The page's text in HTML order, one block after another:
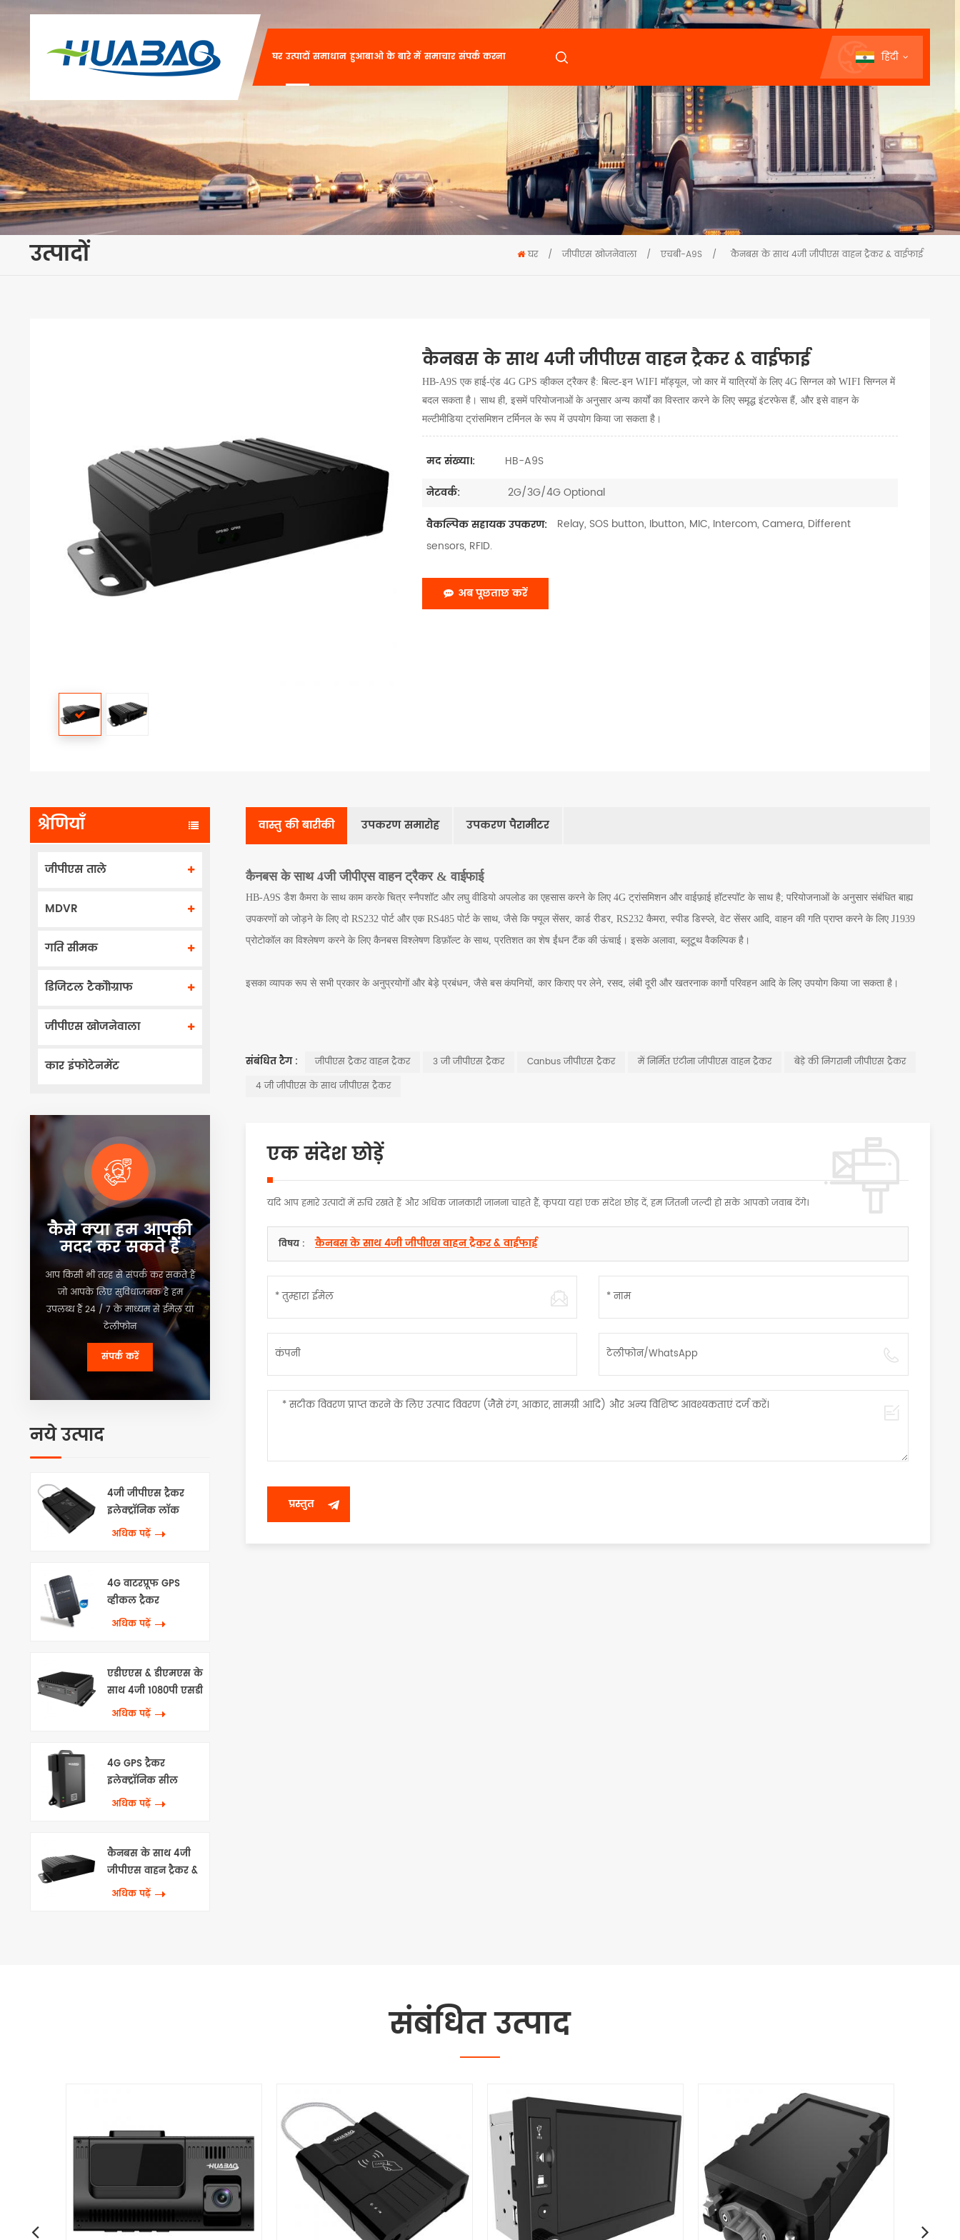
घर उत्पादों समाधान हुआबाओ के बारे में समाचार संपर्क करना हिंदी
उत्पादों घर / जीपीएस खोजनेवाला / एचबी-A9S / कैनबस के साथ 4जी जीपीएस वाहन ट्रैकर & वाईफाई
कैनबस के साथ 4जी जीपीएस वाहन ट्रैकर & वाईफाई
HB-A9S एक हाई-एंड 4G GPS व्हीकल ट्रैकर है: बिल्ट-इन WIFI मॉड्यूल, जो कार में यात्रियों के लिए 4G सिग्नल को WIFI सिग्नल में
बदल सकता है। साथ ही, इसमें परियोजनाओं के अनुसार अन्य कार्यों का विस्तार करने के लिए समृद्ध इंटरफेस हैं, और इसे वाहन के
मल्टीमीडिया ट्रांसमिशन टर्मिनल के रूप में उपयोग किया जा सकता है।
मद संख्या।:
HB-A9S
नेटवर्क:
2G/3G/4G Optional
वैकल्पिक सहायक उपकरण:
Relay, SOS button, Ibutton, MIC, Intercom, Camera, Different
sensors, RFID.
अब पूछताछ करें
श्रेणियाँ
जीपीएस ताले
MDVR
गति सीमक
डिजिटल टैकोोग्राफ
जीपीएस खोजनेवाला
कार इंफोटेनमेंट
कैसे क्या हम आपकी
मदद कर सकते हैं
आप किसी भी तरह से संपर्क कर सकते हैं
जो आपके लिए सुविधाजनक है हम
उपलब्ध हैं 24 / 7 के माध्यम से ईमेल या
टेलीफोन
संपर्क करें
नये उत्पाद
4जी जीपीएस ट्रैकर
इलेक्ट्रॉनिक लॉक
अधिक पढ़ें
4G वाटरप्रूफ GPS
व्हीकल ट्रैकर
अधिक पढ़ें
एडीएएस & डीएमएस के
साथ 4जी 1080पी एसडी
एमडीवीआर
अधिक पढ़ें
4G GPS ट्रैकर
इलेक्ट्रॉनिक सील
अधिक पढ़ें
कैनबस के साथ 4जी
जीपीएस वाहन ट्रैकर &
वाईफाई
अधिक पढ़ें
वास्तु की बारीकी उपकरण समारोह उपकरण पैरामीटर
कैनबस के साथ 4जी जीपीएस वाहन ट्रैकर & वाईफाई
HB-A9S डैश कैमरा के साथ काम करके चित्र स्नैपशॉट और लघु वीडियो अपलोड का एहसास करने के लिए 4G ट्रांसमिशन और वाईफ़ाई हॉटस्पॉट के साथ है; परियोजनाओं के अनुसार संबंधित बाह्य
उपकरणों को जोड़ने के लिए दो RS232 पोर्ट और एक RS485 पोर्ट के साथ, जैसे कि फ्यूल सेंसर, कार्ड रीडर, RS232 कैमरा, स्पीड डिस्प्ले, वेट सेंसर आदि, वाहन की गति प्राप्त करने के लिए J1939
प्रोटोकॉल का विश्लेषण करने के लिए कैनबस विश्लेषण डिफ़ॉल्ट के साथ, प्रतिशत का शेष ईंधन टैंक की ऊंचाई। इसके अलावा, ब्लूटूथ वैकल्पिक है।
इसका व्यापक रूप से सभी प्रकार के अनुप्रयोगों और बेड़े प्रबंधन, जैसे बस कंपनियों, कार किराए पर लेने, रसद, लंबी दूरी और खतरनाक कार्गो परिवहन आदि के लिए उपयोग किया जा सकता है।
संबंधित टैग : जीपीएस ट्रैकर वाहन ट्रैकर 3 जी जीपीएस ट्रैकर Canbus जीपीएस ट्रैकर में निर्मित एंटीना जीपीएस वाहन ट्रैकर
बेड़े की निगरानी जीपीएस ट्रैकर
4 जी जीपीएस के साथ जीपीएस ट्रैकर
एक संदेश छोड़ें
यदि आप हमारे उत्पादों में रुचि रखते हैं और अधिक जानकारी जानना चाहते हैं, कृपया यहां एक संदेश छोड़ दें, हम जितनी जल्दी हो सके आपको जवाब देंगे।
विषय : कैनबस के साथ 4जी जीपीएस वाहन ट्रैकर & वाईफाई
संबंधित उत्पाद